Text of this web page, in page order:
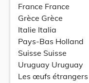
France France
Grèce Grèce
Italie Italia
Pays-Bas Holland
Suisse Suisse
Uruguay Uruguay
Les œufs